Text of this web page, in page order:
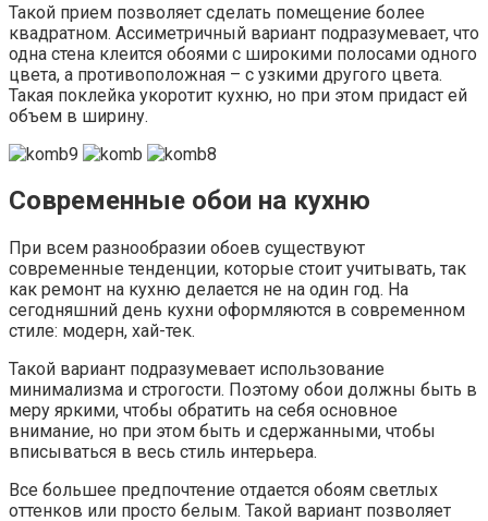
Такой прием позволяет сделать помещение более
квадратном. Ассиметричный вариант подразумевает, что
одна стена клеится обоями с широкими полосами одного
цвета, а противоположная – с узкими другого цвета.
Такая поклейка укоротит кухню, но при этом придаст ей
объем в ширину.
Современные обои на кухню
При всем разнообразии обоев существуют
современные тенденции, которые стоит учитывать, так
как ремонт на кухню делается не на один год. На
сегодняшний день кухни оформляются в современном
стиле: модерн, хай-тек.
Такой вариант подразумевает использование
минимализма и строгости. Поэтому обои должны быть в
меру яркими, чтобы обратить на себя основное
внимание, но при этом быть и сдержанными, чтобы
вписываться в весь стиль интерьера.
Все большее предпочтение отдается обоям светлых
оттенков или просто белым. Такой вариант позволяет